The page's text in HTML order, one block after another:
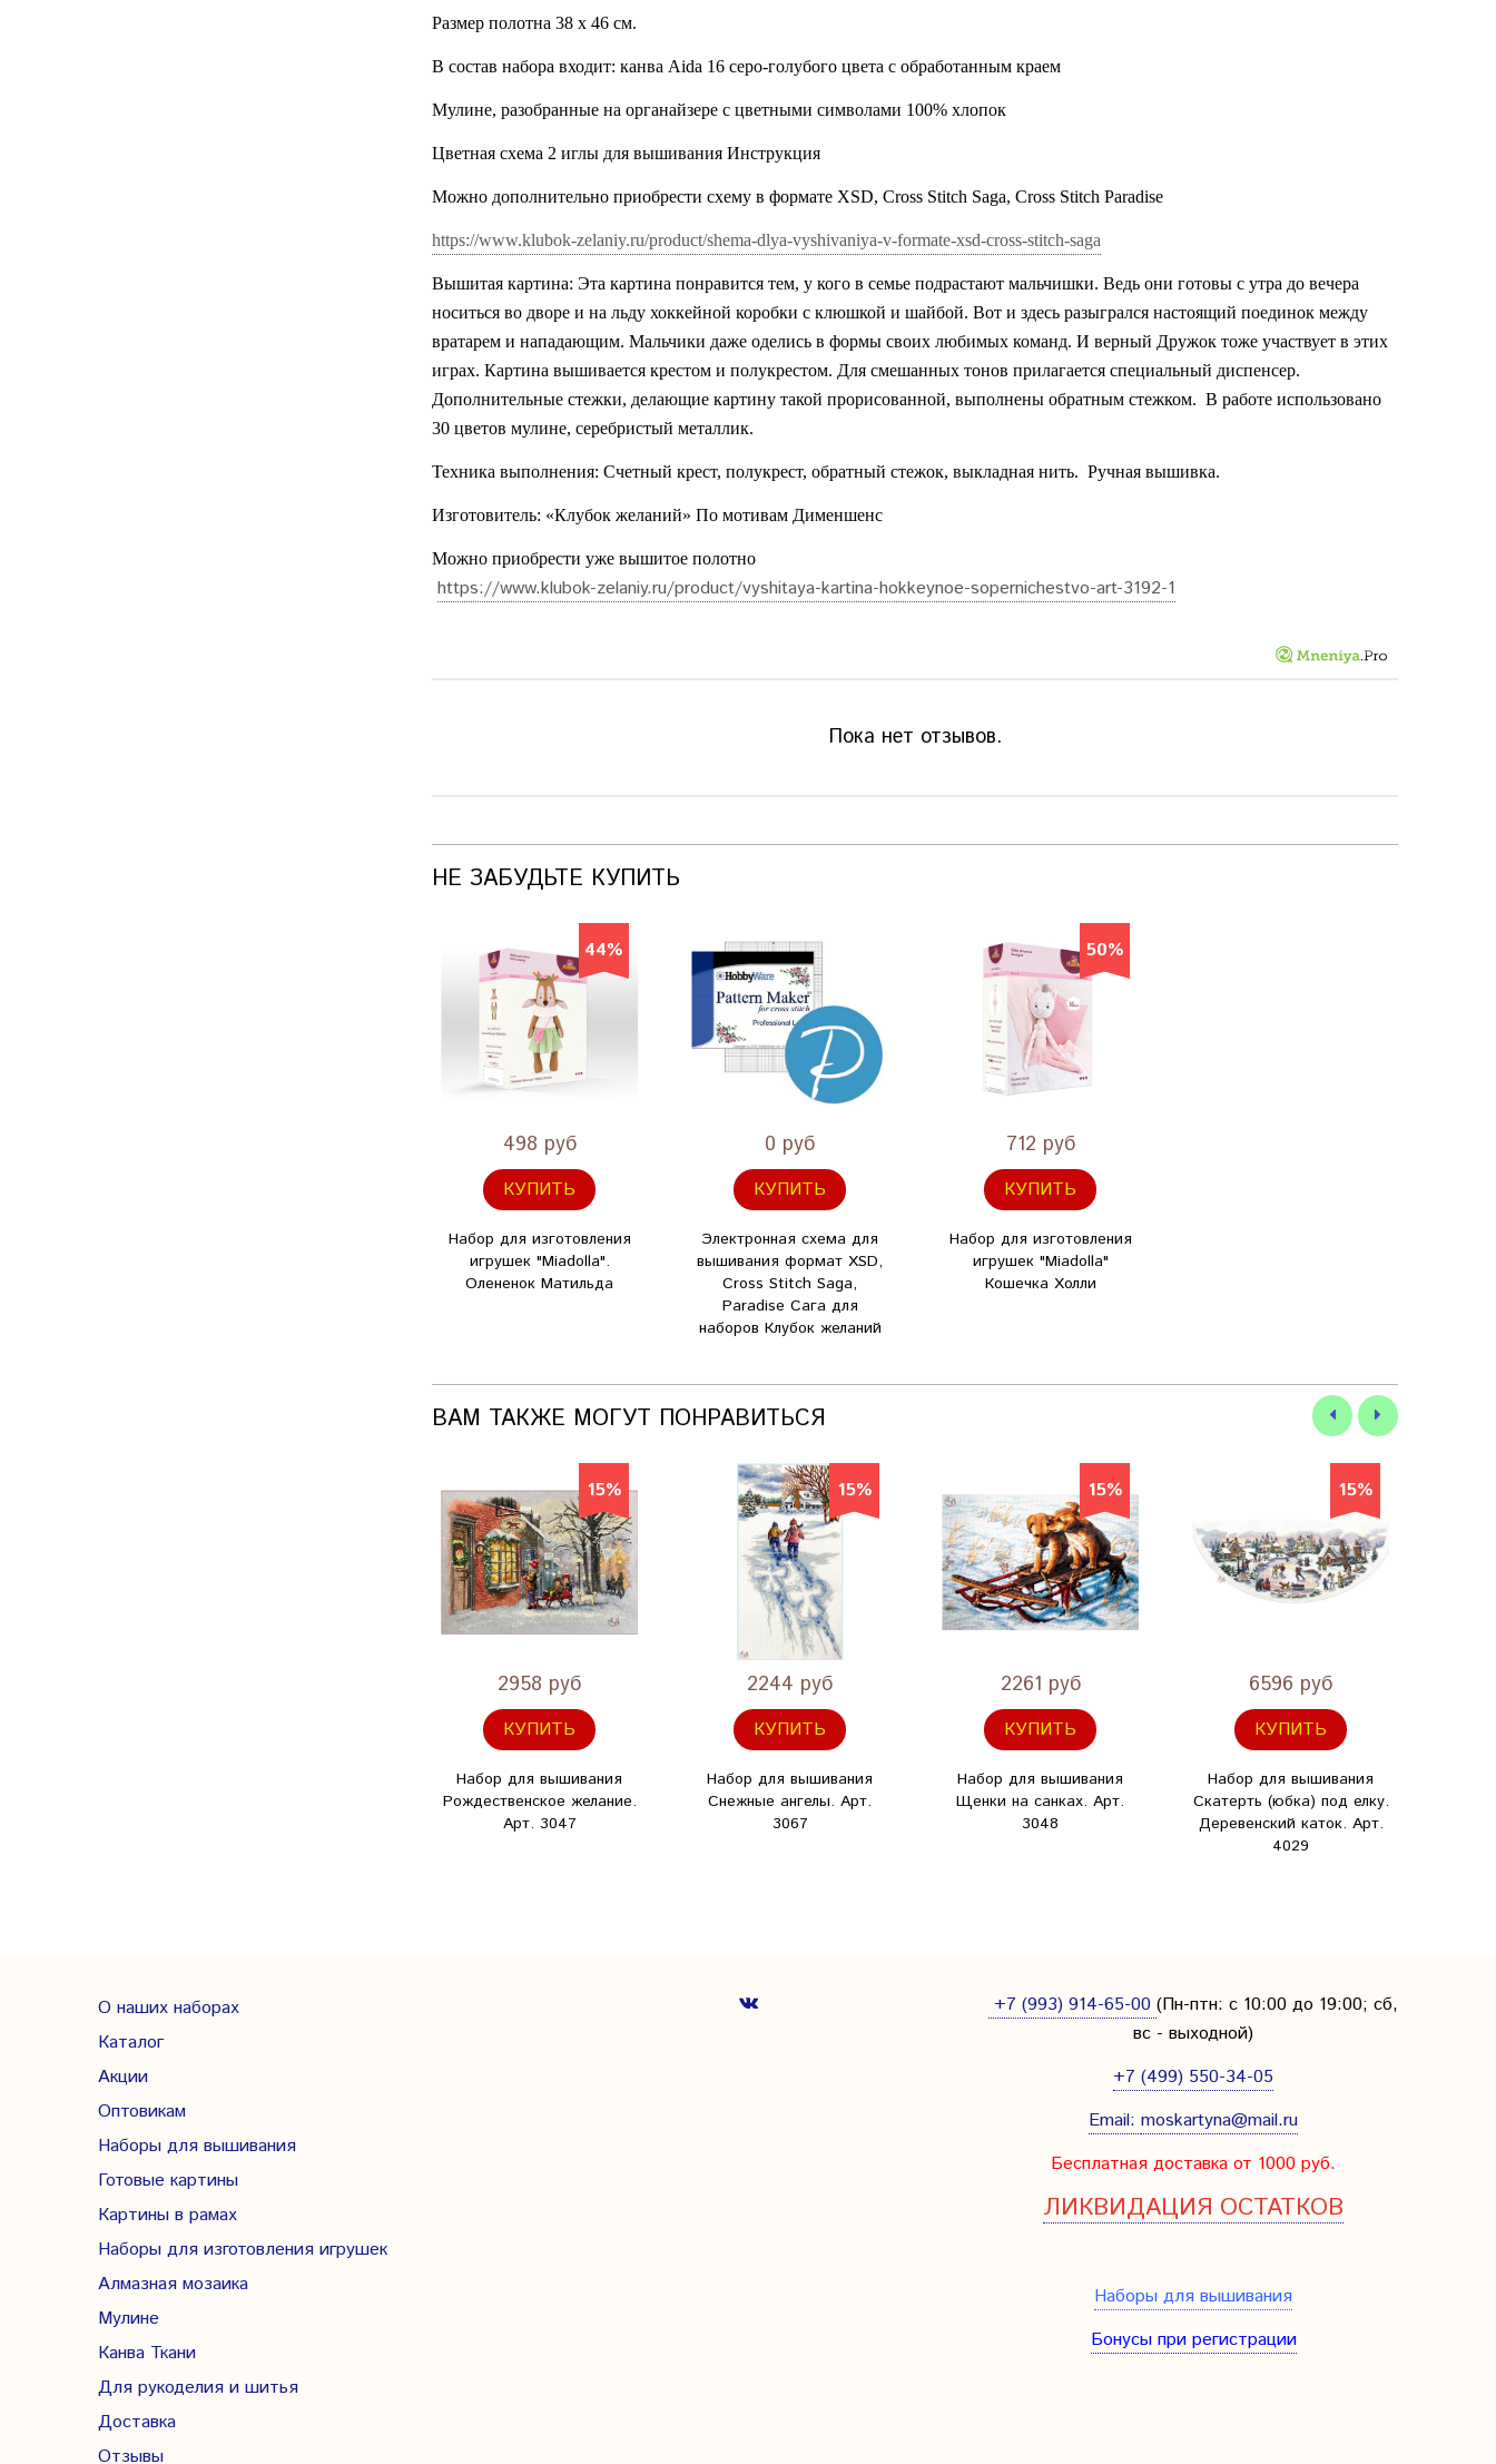
Размер полотна 38 х 46 см.
В состав набора входит: канва Aida 16 серо-голубого цвета с обработанным краем
Мулине, разобранные на органайзере с цветными символами 100% хлопок
Цветная схема 2 иглы для вышивания Инструкция
Можно дополнительно приобрести схему в формате XSD, Cross Stitch Saga, Cross Stitch Paradise
https://www.klubok-zelaniy.ru/product/shema-dlya-vyshivaniya-v-formate-xsd-cross-stitch-saga
Вышитая картина: Эта картина понравится тем, у кого в семье подрастают мальчишки. Ведь они готовы с утра до вечера
носиться во дворе и на льду хоккейной коробки с клюшкой и шайбой. Вот и здесь разыгрался настоящий поединок между
вратарем и нападающим. Мальчики даже оделись в формы своих любимых команд. И верный Дружок тоже участвует в этих
играх. Картина вышивается крестом и полукрестом. Для смешанных тонов прилагается специальный диспенсер.
Дополнительные стежки, делающие картину такой прорисованной, выполнены обратным стежком. В работе использовано
30 цветов мулине, серебристый металлик.
Техника выполнения: Счетный крест, полукрест, обратный стежок, выкладная нить. Ручная вышивка.
Изготовитель: «Клубок желаний» По мотивам Дименшенс
Можно приобрести уже вышитое полотно
https://www.klubok-zelaniy.ru/product/vyshitaya-kartina-hokkeynoe-sopernichestvo-art-3192-1
Пока нет отзывов.
НЕ ЗАБУДЬТЕ КУПИТЬ
44%
498 руб
КУПИТЬ
Набор для изготовления
игрушек "Miadolla".
Олененок Матильда
0 руб
КУПИТЬ
Электронная схема для
вышивания формат XSD,
Cross Stitch Saga,
Paradise Сага для
наборов Клубок желаний
50%
712 руб
КУПИТЬ
Набор для изготовления
игрушек "Miadolla"
Кошечка Холли
ВАМ ТАКЖЕ МОГУТ ПОНРАВИТЬСЯ
15%
2958 руб
КУПИТЬ
Набор для вышивания
Рождественское желание.
Арт. 3047
15%
2244 руб
КУПИТЬ
Набор для вышивания
Снежные ангелы. Арт.
3067
15%
2261 руб
КУПИТЬ
Набор для вышивания
Щенки на санках. Арт.
3048
15%
6596 руб
КУПИТЬ
Набор для вышивания
Скатерть (юбка) под елку.
Деревенский каток. Арт.
4029
О наших наборах
Каталог
Акции
Оптовикам
Наборы для вышивания
Готовые картины
Картины в рамах
Наборы для изготовления игрушек
Алмазная мозаика
Мулине
Канва Ткани
Для рукоделия и шитья
Доставка
Отзывы
+7 (993) 914-65-00 (Пн-птн: с 10:00 до 19:00; сб,
вс - выходной)
+7 (499) 550-34-05
Email: moskartyna@mail.ru
Бесплатная доставка от 1000 руб.
ЛИКВИДАЦИЯ ОСТАТКОВ
Наборы для вышивания
Бонусы при регистрации